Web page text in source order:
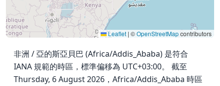
Leaflet | ©OpenStreetMapcontributors
非洲 / 亞的斯亞貝巴 (Africa/Addis_Ababa) 是符合
IANA 規範的時區，標準偏移為 UTC+03:00。 截至
Thursday, 6 August 2026，Africa/Addis_Ababa 時區